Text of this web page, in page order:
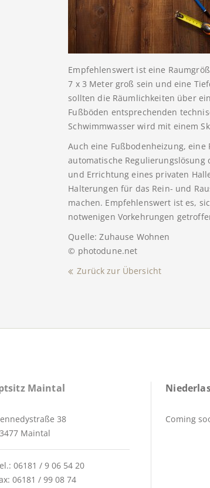
Empfehlenswert ist eine
7 x 3 Meter groß sein und eine
sollten die Räumlichkeiten über
Fußböden entsprechenden
Schwimmwasser wird mit einem
Auch eine Fußbodenheizung, eine
automatische Regulierungslösung
und Errichtung eines privaten
Halterungen für das Rein- und
machen. Empfehlenswert ist es,
notwenigen Vorkehrungen
Quelle: Zuhause Wohnen
© photodune.net
Zurück zur Übersicht
Maintal
38
Maintal
06181 / 9 06 54 20
06181 / 99 08 74
Coming